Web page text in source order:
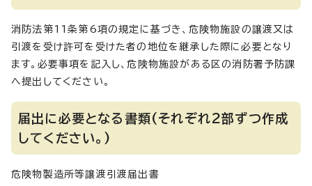
消防法第11条第6項の規定に基づき、危険物施設の譲渡又は
引渡を受け許可を受けた者の地位を継承した際に必要となり
ます。必要事項を記入し、危険物施設がある区の消防署予防課
へ提出してください。
届出に必要となる書類(それぞれ2部ずつ作成
してください。)
危険物製造所等譲渡引渡届出書